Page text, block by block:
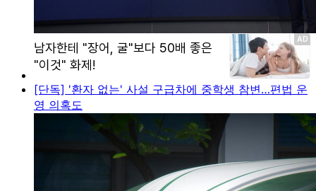
[단독] '환자 없는' 사설 구급차에 중학생 참변…편법 운
영 의혹도